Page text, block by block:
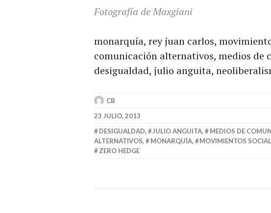
Fotografía de Maxgiani
monarquía, rey juan carlos,
comunicación alternativos, medios de
desigualdad, julio anguita,
CB
23 JULIO, 2013
DESIGUALDAD, JULIO ANGUITA, MEDIOS DE
ALTERNATIVOS, MONARQUÍA, MOVIMIENTOS
ZERO HEDGE